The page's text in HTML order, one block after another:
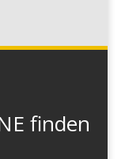
finden